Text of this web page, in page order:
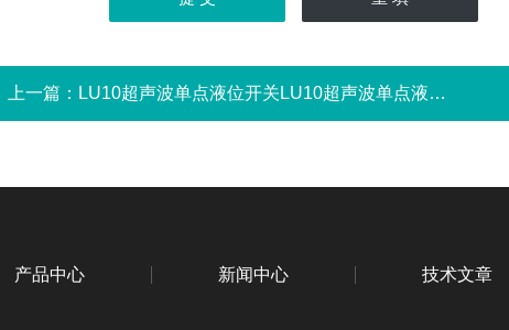
上一篇： LU10超声波单点液位开关LU10超声波单点液位开关
产品中心 新闻中心 技术文章